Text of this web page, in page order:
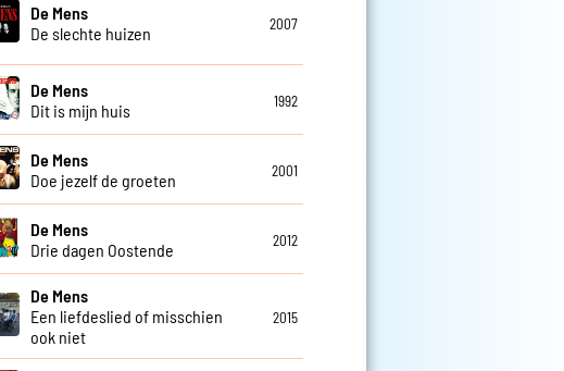
De Mens
De slechte huizen
2007
De Mens
Dit is mijn huis
1992
De Mens
Doe jezelf de groeten
2001
De Mens
Drie dagen Oostende
2012
De Mens
Een liefdeslied of misschien
ook niet
2015